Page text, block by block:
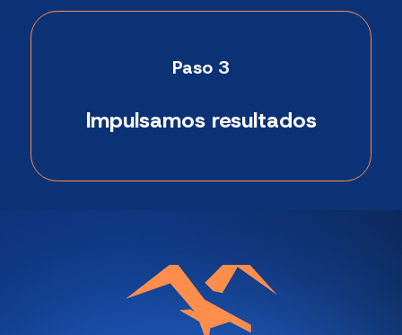
Paso 3
Impulsamos resultados